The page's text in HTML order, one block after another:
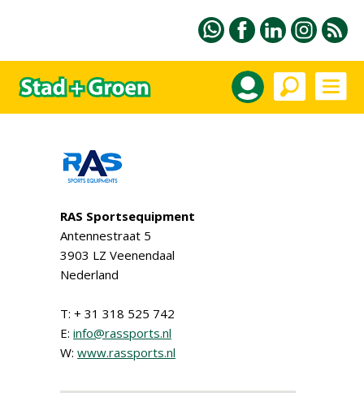
RAS Sportsequipment
Antennestraat 5
3903 LZ Veenendaal
Nederland
T: + 31 318 525 742
E: info@rassports.nl
W: www.rassports.nl